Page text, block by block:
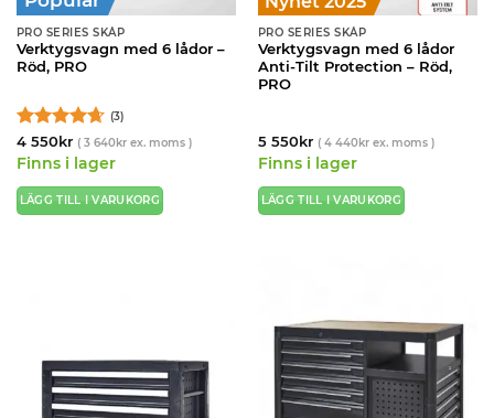
PRO SERIES SKÅP
Verktygsvagn med 6 lådor –
Röd, PRO
Betygsatt
4.67av 5
(3)
4 550kr ( 3 640krex. moms )
Finns i lager
LÄGG TILL I VARUKORG
PRO SERIES SKÅP
Verktygsvagn med 6 lådor
Anti-Tilt Protection – Röd,
PRO
5 550kr ( 4 440krex. moms )
Finns i lager
LÄGG TILL I VARUKORG